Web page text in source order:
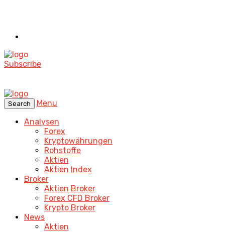
Subscribe
Search
Menu
Analysen
Forex
Kryptowährungen
Rohstoffe
Aktien
Aktien Index
Broker
Aktien Broker
Forex CFD Broker
Krypto Broker
News
Aktien